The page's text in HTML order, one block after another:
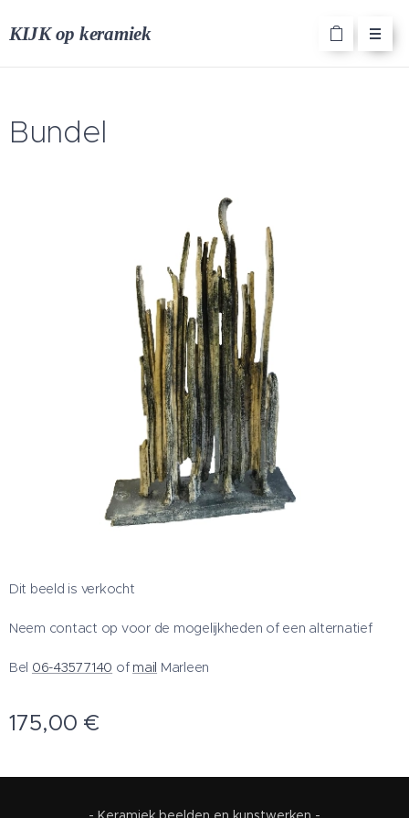
KIJK op keramiek
Bundel
Dit beeld is verkocht
Neem contact op voor de mogelijkheden of een alternatief
Bel 06-43577140 of mail Marleen
175,00 €